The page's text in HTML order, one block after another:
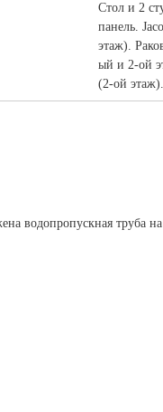
Стол и 2
панель.
этаж).
ый и 2-ой
(2-ой этаж).
водопропускная труба